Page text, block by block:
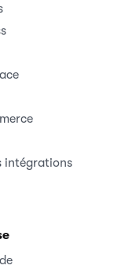
intégrations